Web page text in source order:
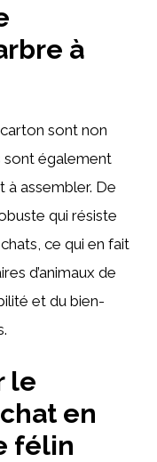
à
sont non
sont également
à assembler. De
qui résiste
ce qui en fait
d’animaux de
et du bien-
le
en
félin